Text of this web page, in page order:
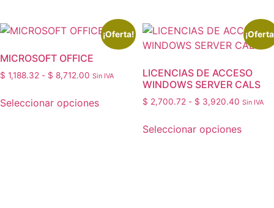
¡Oferta!
MICROSOFT OFFICE
$ 1,188.32 - $ 8,712.00 Sin IVA
Seleccionar opciones
LICENCIAS DE ACCESO
WINDOWS SERVER CALS
$ 2,700.72 - $ 3,920.40 Sin IVA
Seleccionar opciones